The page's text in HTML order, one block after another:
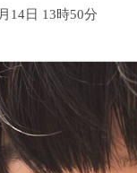
14日 13時50分